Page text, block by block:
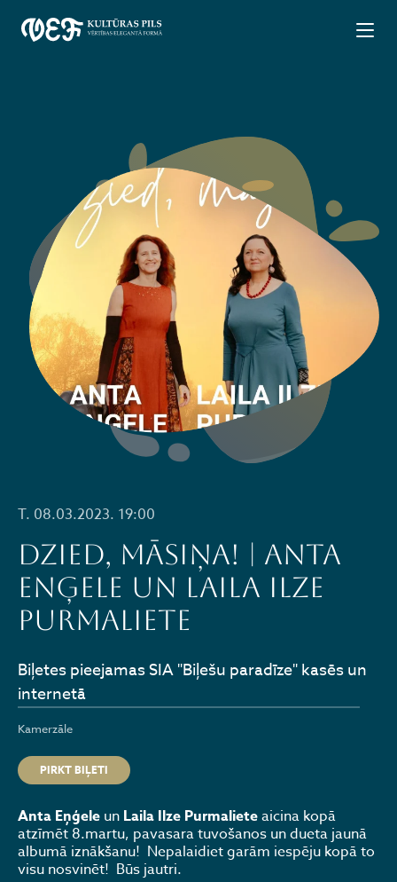
T. 08.03.2023. 19:00
DZIED, MĀSIŅA! | Anta
Enģele un Laila Ilze
Purmaliete
Kamerzāle
PIRKT BIĻETI
Biļetes pieejamas SIA "Biļešu paradīze" kasēs un
internetā
Anta Eņģele un Laila Ilze Purmalieteaicina kopā
atzīmēt 8.martu, pavasara tuvošanos un dueta jaunā
albumā iznākšanu! Nepalaidiet garām iespēju kopā to
visu nosvinēt! Būs jautri.